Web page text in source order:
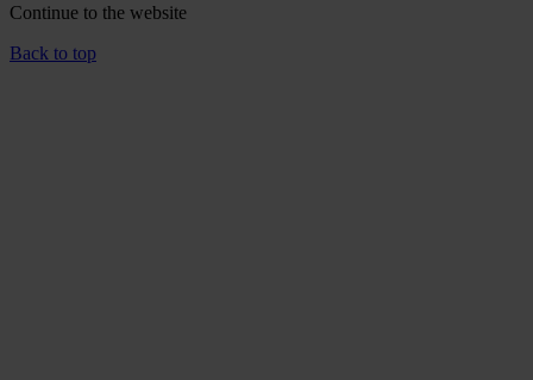
Continue to the website
Back to top